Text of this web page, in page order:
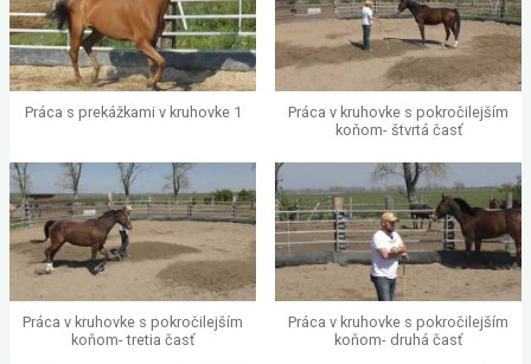
Práca s prekážkami v kruhovke 1
Práca v kruhovke s pokročilejším
koňom- štvrtá časť
Práca v kruhovke s pokročilejším
koňom- tretia časť
Práca v kruhovke s pokročilejším
koňom- druhá časť